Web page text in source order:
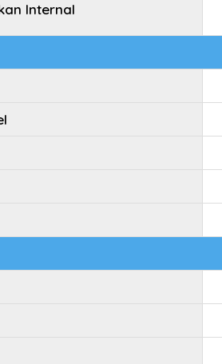
Internal